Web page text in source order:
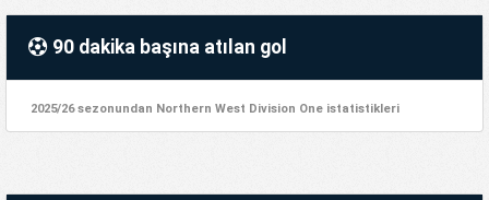
90 dakika başına atılan gol
2025/26 sezonundan Northern West Division One istatistikleri